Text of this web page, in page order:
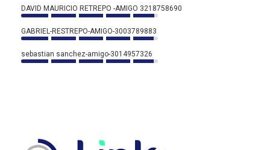
DAVID MAURICIO RETREPO -AMIGO 3218758690
GABRIEL-RESTREPO-AMIGO-3003789883
sebastian sanchez-amigo-3014957326